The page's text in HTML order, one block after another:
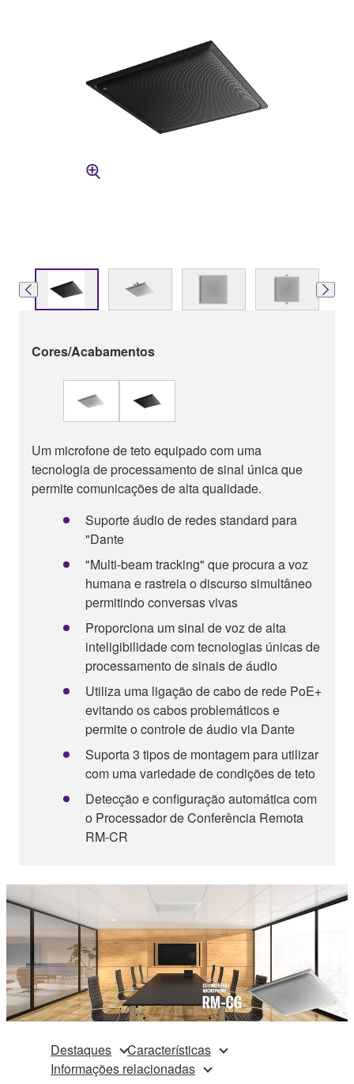
Cores/Acabamentos
Um microfone de teto equipado com uma
tecnologia de processamento de sinal única que
permite comunicações de alta qualidade.
Suporte áudio de redes standard para
"Dante
"Multi-beam tracking" que procura a voz
humana e rastreia o discurso simultâneo
permitindo conversas vivas
Proporciona um sinal de voz de alta
inteligibilidade com tecnologias únicas de
processamento de sinais de áudio
Utiliza uma ligação de cabo de rede PoE+
evitando os cabos problemáticos e
permite o controle de áudio via Dante
Suporta 3 tipos de montagem para utilizar
com uma variedade de condições de teto
Detecção e configuração automática com
o Processador de Conferência Remota
RM-CR
Destaques
Características
Informações relacionadas